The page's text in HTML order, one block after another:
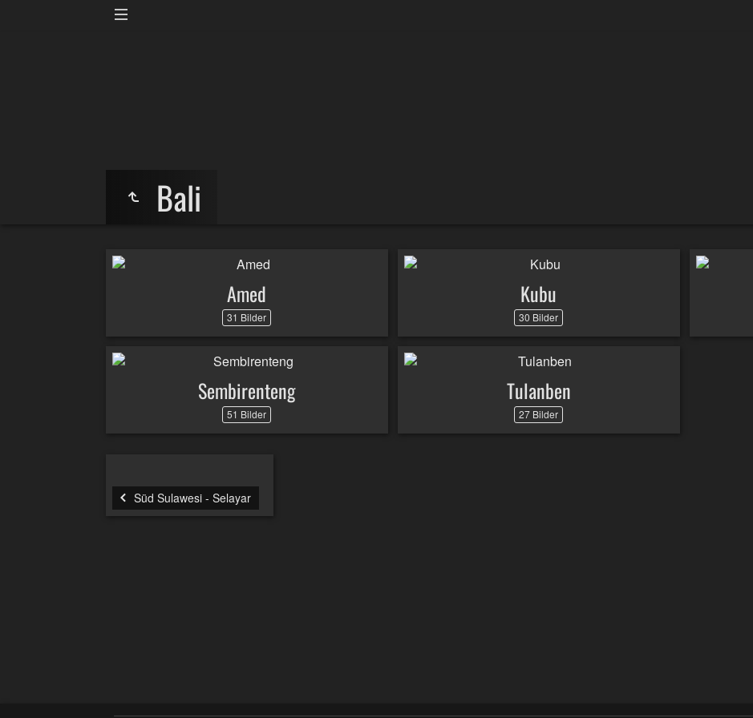
Bali
Amed
31 Bilder
Kubu
30 Bilder
Sembirenteng
51 Bilder
Tulanben
27 Bilder
Süd Sulawesi - Selayar